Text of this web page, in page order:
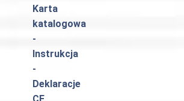
Karta
katalogowa
-
Instrukcja
-
Deklaracje